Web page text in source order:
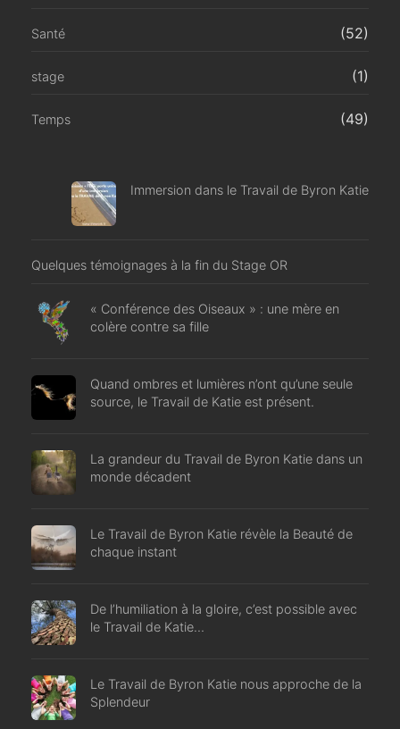
Santé (52)
stage (1)
Temps (49)
Immersion dans le Travail de Byron Katie
Quelques témoignages à la fin du Stage OR
« Conférence des Oiseaux » : une mère en
colère contre sa fille
Quand ombres et lumières n’ont qu’une seule
source, le Travail de Katie est présent.
La grandeur du Travail de Byron Katie dans un
monde décadent
Le Travail de Byron Katie révèle la Beauté de
chaque instant
De l’humiliation à la gloire, c’est possible avec
le Travail de Katie…
Le Travail de Byron Katie nous approche de la
Splendeur